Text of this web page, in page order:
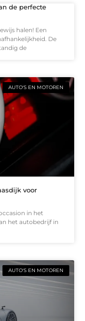
de perfecte
halen! Een
De
de
AUTO'S EN MOTOREN
voor
in het
het autobedrijf in
AUTO'S EN MOTOREN